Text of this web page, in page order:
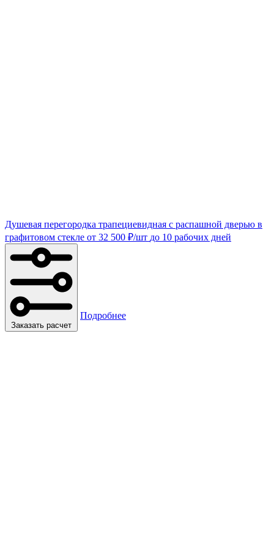
Душевая перегородка трапециевидная с распашной дверью в
графитовом стекле от 32 500 ₽/шт до 10 рабочих дней
Заказать расчет
Подробнее